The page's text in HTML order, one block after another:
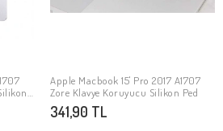
SEPETE EKLE
Apple Macbook 15' Pro 2017 A1707
Zore Klavye Koruyucu Silikon Ped
341,90 TL